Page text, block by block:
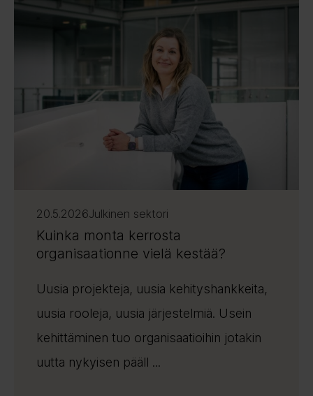
20.5.2026Julkinen sektori
Kuinka monta kerrosta
organisaationne vielä kestää?
Uusia projekteja, uusia kehityshankkeita,
uusia rooleja, uusia järjestelmiä. Usein
kehittäminen tuo organisaatioihin jotakin
uutta nykyisen pääll ...